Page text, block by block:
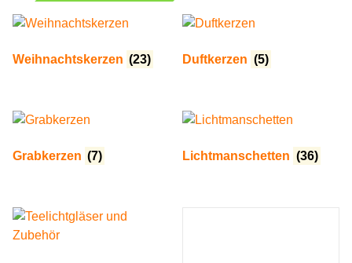
Weihnachtskerzen (23) Duftkerzen (5)
Grabkerzen (7) Lichtmanschetten (36)